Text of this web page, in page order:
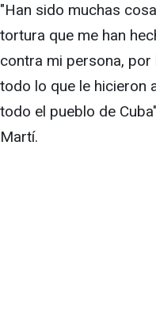
"Han sido muchas
tortura que me han
contra mi persona,
todo lo que le hicieron
todo el pueblo de
Martí.